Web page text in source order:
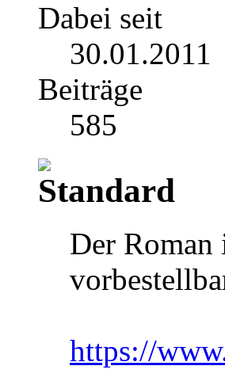
Dabei seit
30.01.2011
Beiträge
585
Der Roman
https://